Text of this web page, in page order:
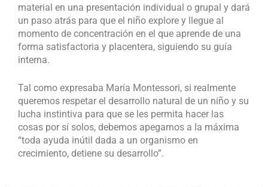
material en una presentación individual o grupal y dará
un paso atrás para que el niño explore y llegue al
momento de concentración en el que aprende de una
forma satisfactoria y placentera, siguiendo su guía
interna.
Tal como expresaba María Montessori, si realmente
queremos respetar el desarrollo natural de un niño y su
lucha instintiva para que se les permita hacer las
cosas por sí solos, debemos apegarnos a la máxima
“toda ayuda inútil dada a un organismo en
crecimiento, detiene su desarrollo”.